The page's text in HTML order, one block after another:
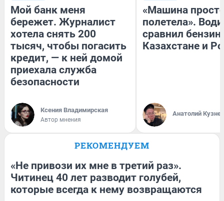
Мой банк меня
бережет. Журналист
хотела снять 200
тысяч, чтобы погасить
кредит, — к ней домой
приехала служба
безопасности
Ксения Владимирская
Автор мнения
«Машина
полетела».
сравнил бензин
Казахстане и
Анатолий
РЕКОМЕНДУЕМ
«Не привози их мне в третий раз».
Читинец 40 лет разводит голубей,
которые всегда к нему возвращаются